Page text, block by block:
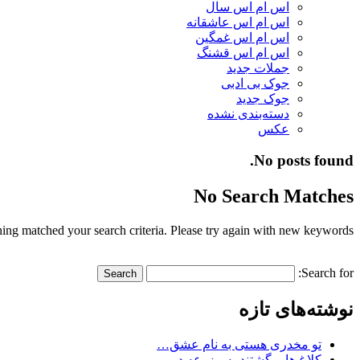
اس ام اس سال
اس ام اس عاشقانه
اس ام اس غمگین
اس ام اس قشنگ
جملات جدید
جوک بی ادبی
جوک جدید
دسته‌بندی نشده
عکس
No posts found.
No Search Matches
matched your search criteria. Please try again with new keywords.
Search for:
نوشته‌های تازه
تو مخدری هستی به نام عشق…